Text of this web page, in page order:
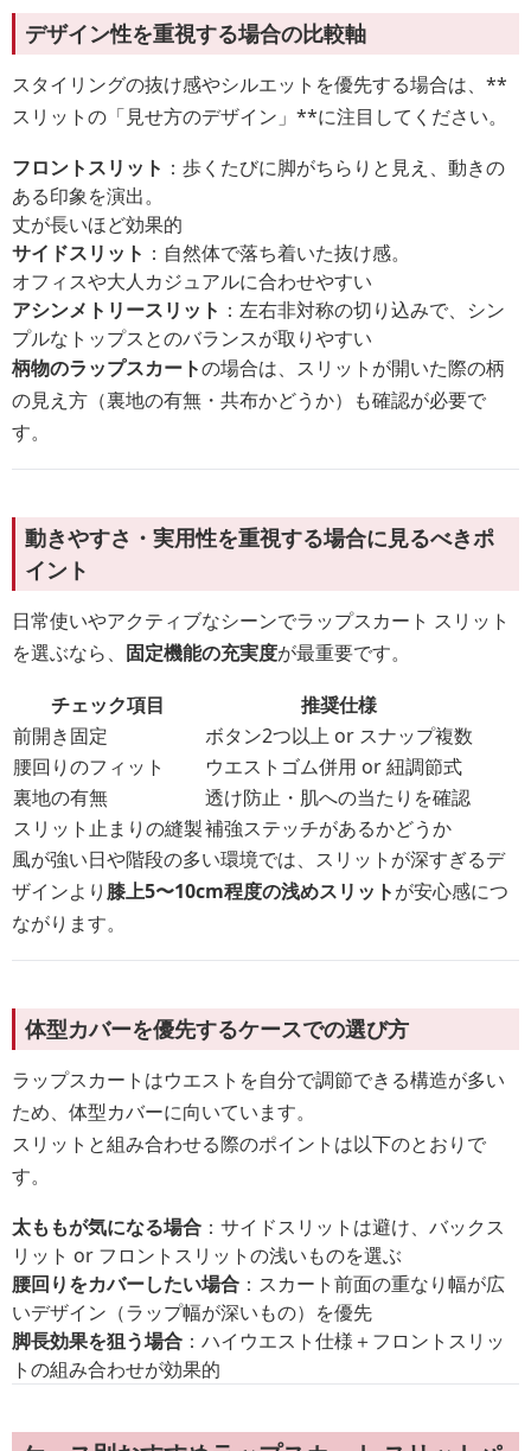
デザイン性を重視する場合の比較軸
スタイリングの抜け感やシルエットを優先する場合は、**
スリットの「見せ方のデザイン」**に注目してください。
フロントスリット ：歩くたびに脚がちらりと見え、動きの
ある印象を演出。
丈が長いほど効果的
サイドスリット ：自然体で落ち着いた抜け感。
オフィスや大人カジュアルに合わせやすい
アシンメトリースリット ：左右非対称の切り込みで、シン
プルなトップスとのバランスが取りやすい
柄物のラップスカートの場合は、スリットが開いた際の柄
の見え方（裏地の有無・共布かどうか）も確認が必要で
す。
動きやすさ・実用性を重視する場合に見るべきポ
イント
日常使いやアクティブなシーンでラップスカート スリット
を選ぶなら、 固定機能の充実度が最重要です。
チェック項目
推奨仕様
前開き固定
ボタン2つ以上 or スナップ複数
腰回りのフィット
ウエストゴム併用 or 紐調節式
裏地の有無
透け防止・肌への当たりを確認
スリット止まりの縫製補強ステッチがあるかどうか
風が強い日や階段の多い環境では、スリットが深すぎるデ
ザインより 膝上5〜10cm程度の浅めスリットが安心感につ
ながります。
体型カバーを優先するケースでの選び方
ラップスカートはウエストを自分で調節できる構造が多い
ため、体型カバーに向いています。
スリットと組み合わせる際のポイントは以下のとおりで
す。
太ももが気になる場合 ：サイドスリットは避け、バックス
リット or フロントスリットの浅いものを選ぶ
腰回りをカバーしたい場合 ：スカート前面の重なり幅が広
いデザイン（ラップ幅が深いもの）を優先
脚長効果を狙う場合 ：ハイウエスト仕様＋フロントスリッ
トの組み合わせが効果的